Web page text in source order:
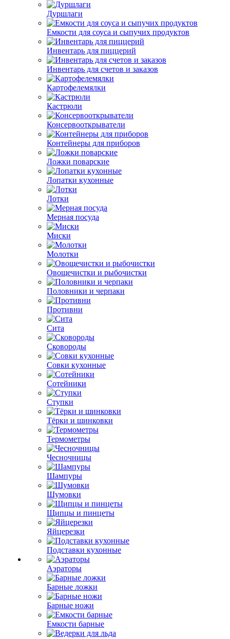
Дуршлаги
Емкости для соуса и сыпучих продуктов
Инвентарь для пиццерий
Инвентарь для счетов и заказов
Картофелемялки
Кастрюли
Консервооткрыватели
Контейнеры для приборов
Ложки поварские
Лопатки кухонные
Лотки
Мерная посуда
Миски
Молотки
Овощечистки и рыбочистки
Половники и черпаки
Противни
Сита
Сковороды
Совки кухонные
Сотейники
Ступки
Тёрки и шинковки
Термометры
Чесночницы
Шампуры
Шумовки
Щипцы и пинцеты
Яйцерезки
Подставки кухонные
Аэраторы
Барные ложки
Барные ножи
Емкости барные